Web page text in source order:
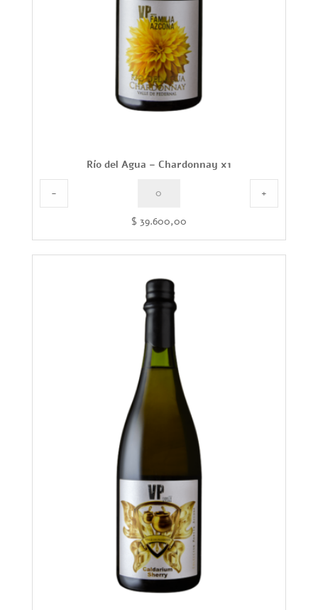
Río del Agua – Chardonnay x1
- +
$ 39.600,00